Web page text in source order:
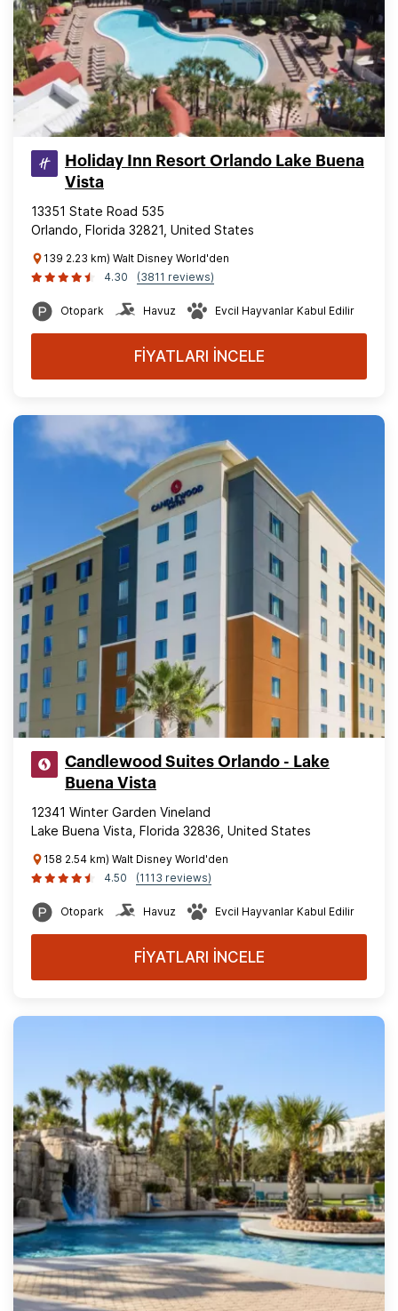
Holiday Inn Resort Orlando Lake Buena
Vista
13351 State Road 535
Orlando, Florida 32821, United States
139 2.23 km) Walt Disney World'den
4.30
(3811 reviews)
Otopark Havuz Evcil Hayvanlar Kabul Edilir
FİYATLARI İNCELE
Candlewood Suites Orlando - Lake
Buena Vista
12341 Winter Garden Vineland
Lake Buena Vista, Florida 32836, United States
158 2.54 km) Walt Disney World'den
4.50
(1113 reviews)
Otopark Havuz Evcil Hayvanlar Kabul Edilir
FİYATLARI İNCELE